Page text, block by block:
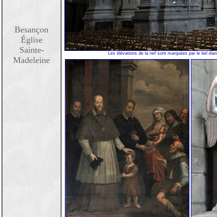
Besançon
Église
Sainte-
Madeleine
Les élévations de la nef sont marquées par le bel